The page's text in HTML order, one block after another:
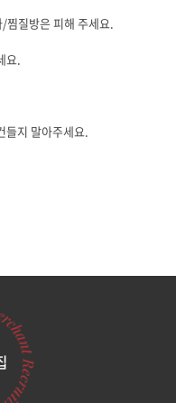
찜질방은 피해 주세요.
요.
들지 말아주세요.